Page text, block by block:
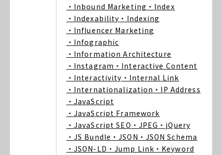
・Inbound Marketing ・Index
・Indexability ・Indexing
・Influencer Marketing
・Infographic
・Information Architecture
・Instagram ・Interactive Content
・Interactivity ・Internal Link
・Internationalization ・IP Address
・JavaScript
・JavaScript Framework
・JavaScript SEO ・JPEG ・jQuery
・JS Bundle ・JSON ・JSON Schema
・JSON-LD ・Jump Link ・Keyword